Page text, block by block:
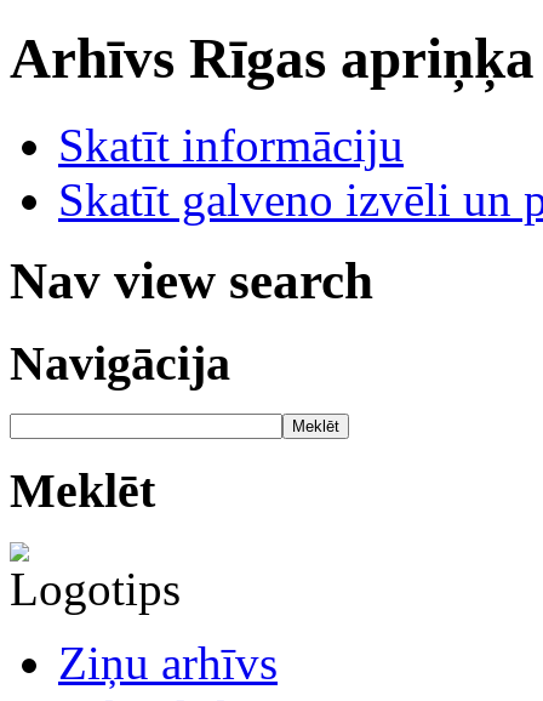
Arhīvs Rīgas
Skatīt informāciju
Skatīt galveno izvēli un
Nav view search
Navigācija
Meklēt
Meklēt
Ziņu arhīvs